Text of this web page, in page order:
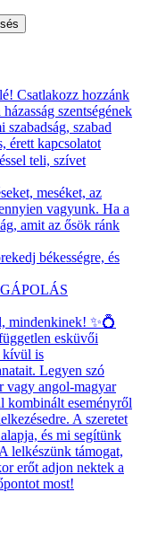
Csatlakozz hozzánk
szentségének
szabad
érett kapcsolatot
teli, szívet
meséket, az
vagyunk. Ha a
amit az ősök ránk
békességre, és
mindenkinek! ✨💍
esküvői
kívül is
Legyen szó
vagy angol-magyar
kombinált eseményről
A szeretet
és mi segítünk
lelkészünk támogat,
erőt adjon nektek a
most!